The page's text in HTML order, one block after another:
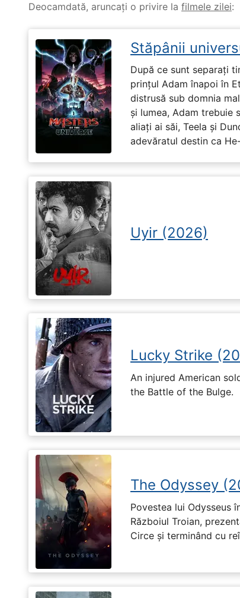
Deocamdată, aruncați o privire la filmele zilei:
Stăpânii
După ce sunt separați
prințul Adam înapoi în
distrusă sub domnia
și lumea, Adam trebuie
aliați ai săi, Teela și
adevăratul destin ca
Uyir (2026)
Lucky Strike
An injured American
the Battle of the Bulge.
The Odyssey
Povestea lui Odysseus
Războiul Troian,
Circe și terminând cu